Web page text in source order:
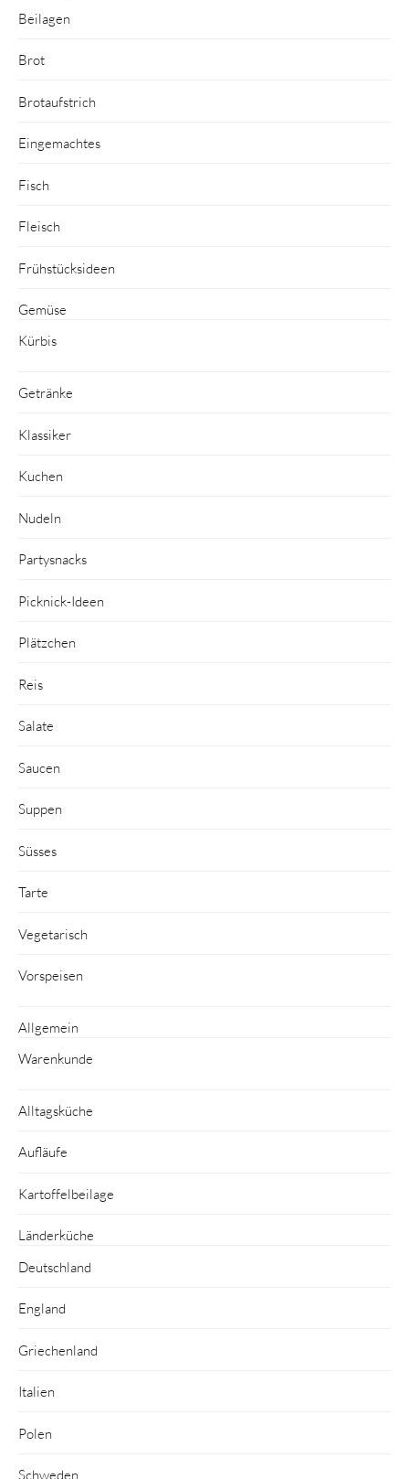
Beilagen
Brot
Brotaufstrich
Eingemachtes
Fisch
Fleisch
Frühstücksideen
Gemüse
Kürbis
Getränke
Klassiker
Kuchen
Nudeln
Partysnacks
Picknick-Ideen
Plätzchen
Reis
Salate
Saucen
Suppen
Süsses
Tarte
Vegetarisch
Vorspeisen
Allgemein
Warenkunde
Alltagsküche
Aufläufe
Kartoffelbeilage
Länderküche
Deutschland
England
Griechenland
Italien
Polen
Schweden